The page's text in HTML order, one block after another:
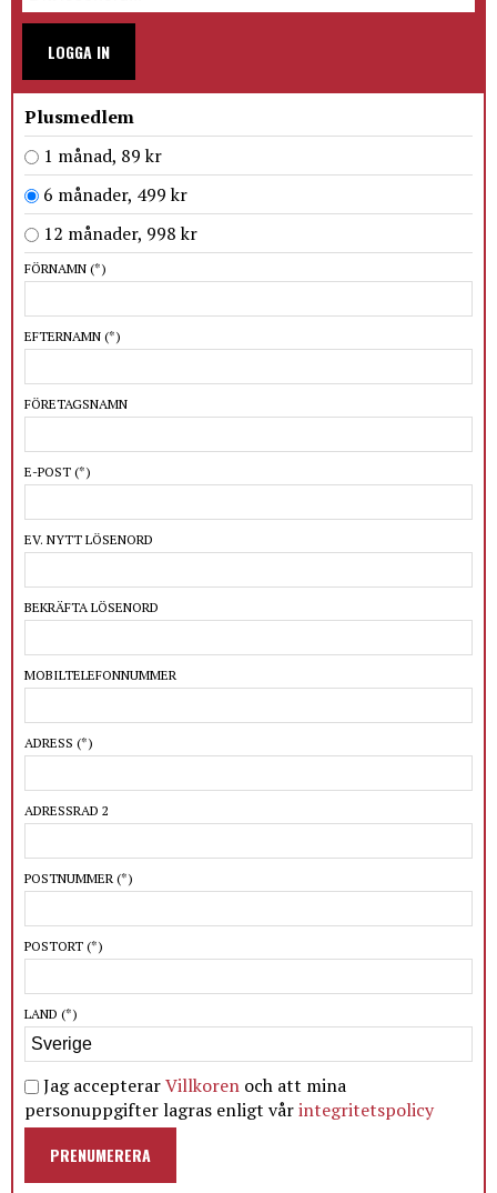
LOGGA IN
Plusmedlem
1 månad, 89 kr
6 månader, 499 kr
12 månader, 998 kr
FÖRNAMN (*)
EFTERNAMN (*)
FÖRETAGSNAMN
E-POST (*)
EV. NYTT LÖSENORD
BEKRÄFTA LÖSENORD
MOBILTELEFONNUMMER
ADRESS (*)
ADRESSRAD 2
POSTNUMMER (*)
POSTORT (*)
LAND (*)
Jag accepterarVillkoren och att mina
personuppgifter lagras enligt vårintegritetspolicy
PRENUMERERA